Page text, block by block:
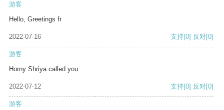
游客
Hello, Greetings fr
2022-07-16 支持[0] 反对[0]
游客
Horny Shriya called you
2022-07-12 支持[0] 反对[0]
游客